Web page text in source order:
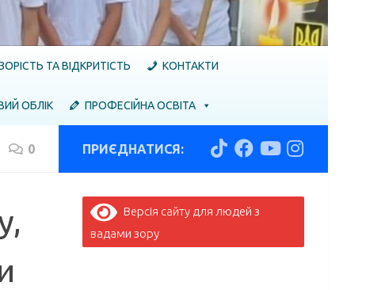
ТА ВІДКРИТІСТЬ КОНТАКТИ
ОБЛІК ПРОФЕСІЙНА ОСВІТА
0 ПРИЄДНАТИСЯ:
Версія сайту для людей з
вадами зору